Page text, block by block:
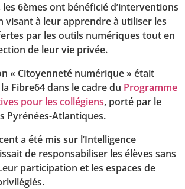
6èmes ont bénéficié d’interventions
visant à leur apprendre à utiliser les
par les outils numériques tout en
de leur vie privée.
« Citoyenneté numérique » était
Fibre64 dans le cadre du Programme
pour les collégiens, porté par le
Pyrénées-Atlantiques.
a été mis sur l’Intelligence
de responsabiliser les élèves sans
participation et les espaces de